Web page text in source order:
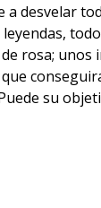
desvelar
rosa;
su